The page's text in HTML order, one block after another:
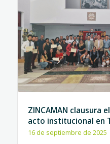
ZINCAMAN clausura
acto institucional en
16 de septiembre de 2025